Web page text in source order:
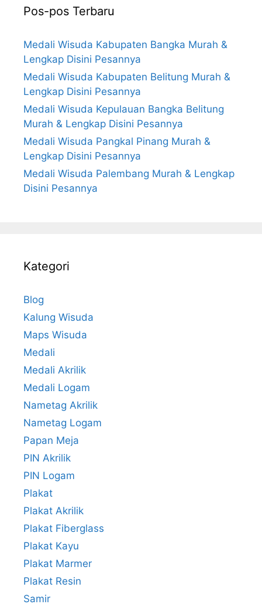
Pos-pos Terbaru
Medali Wisuda Kabupaten Bangka Murah &
Lengkap Disini Pesannya
Medali Wisuda Kabupaten Belitung Murah &
Lengkap Disini Pesannya
Medali Wisuda Kepulauan Bangka Belitung
Murah & Lengkap Disini Pesannya
Medali Wisuda Pangkal Pinang Murah &
Lengkap Disini Pesannya
Medali Wisuda Palembang Murah & Lengkap
Disini Pesannya
Kategori
Blog
Kalung Wisuda
Maps Wisuda
Medali
Medali Akrilik
Medali Logam
Nametag Akrilik
Nametag Logam
Papan Meja
PIN Akrilik
PIN Logam
Plakat
Plakat Akrilik
Plakat Fiberglass
Plakat Kayu
Plakat Marmer
Plakat Resin
Samir